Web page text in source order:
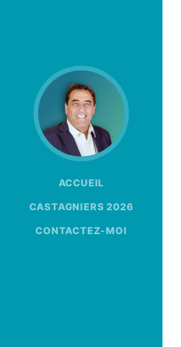
ACCUEIL
CASTAGNIERS 2026
CONTACTEZ-MOI